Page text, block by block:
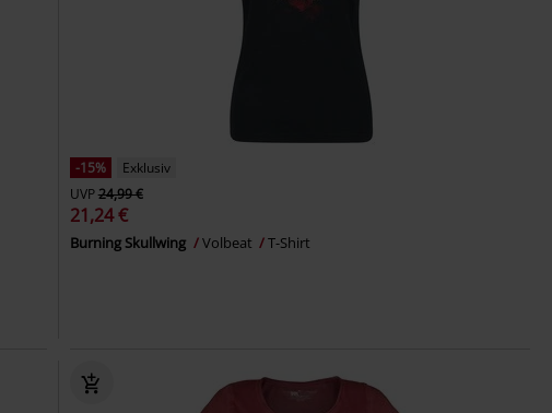
-15%
Exklusiv
UVP24,99 €
21,24 €
Burning Skullwing Volbeat T-Shirt